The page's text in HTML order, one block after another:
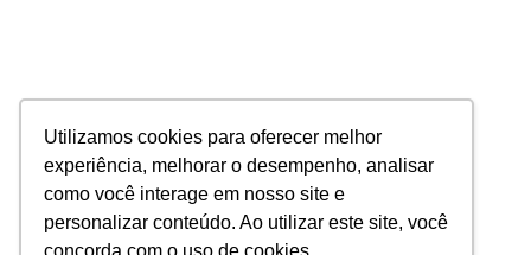
Utilizamos cookies para oferecer melhor
experiência, melhorar o desempenho, analisar
como você interage em nosso site e
personalizar conteúdo. Ao utilizar este site, você